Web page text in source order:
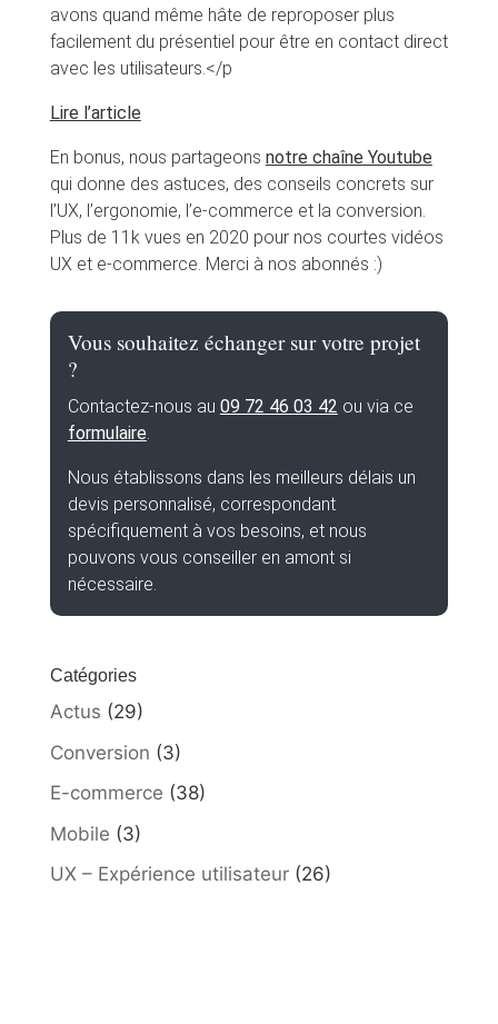
avons quand même hâte de reproposer plus
facilement du présentiel pour être en contact direct
avec les utilisateurs.</p
Lire l’article
En bonus, nous partageons notre chaîne Youtube
qui donne des astuces, des conseils concrets sur
l’UX, l’ergonomie, l’e-commerce et la conversion.
Plus de 11k vues en 2020 pour nos courtes vidéos
UX et e-commerce. Merci à nos abonnés :)
Vous souhaitez échanger sur votre projet
?
Contactez-nous au 09 72 46 03 42 ou via ce
formulaire.
Nous établissons dans les meilleurs délais un
devis personnalisé, correspondant
spécifiquement à vos besoins, et nous
pouvons vous conseiller en amont si
nécessaire.
Catégories
Actus (29)
Conversion (3)
E-commerce (38)
Mobile (3)
UX – Expérience utilisateur(26)